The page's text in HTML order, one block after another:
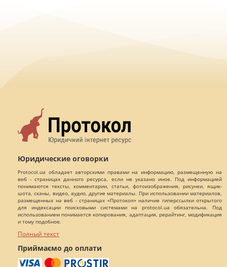
Юридические оговорки
Protocol.ua обладает авторскими правами на информацию, размещенную на
веб - страницах данного ресурса, если не указано иное. Под информацией
понимаются тексты, комментарии, статьи, фотоизображения, рисунки, ящик-
шота, сканы, видео, аудио, другие материалы. При использовании материалов,
размещенных на веб - страницах «Протокол» наличие гиперссылки открытого
для индексации поисковыми системами на protocol.ua обязательна. Под
использованием понимается копирования, адаптация, рерайтинг, модификация
и тому подобное.
Полный текст
Приймаємо до оплати